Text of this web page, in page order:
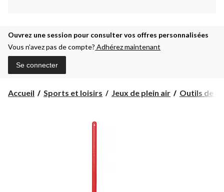
Ouvrez une session pour consulter vos offres personnalisées
Vous n’avez pas de compte? Adhérez maintenant
Se connecter
Accueil Sports et loisirs Jeux de plein air Outils de